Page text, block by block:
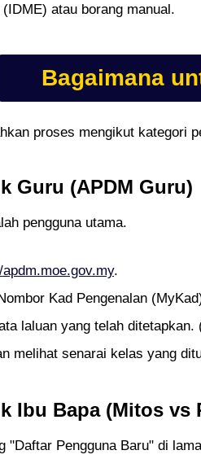
atau borang manual.
Bagaimana
proses mengikut kategori
Guru (APDM Guru)
pengguna utama.
.
Kad Pengenalan
laluan yang telah
melihat senarai kelas yang
Ibu Bapa (Mitos vs
"Daftar Pengguna Baru" di